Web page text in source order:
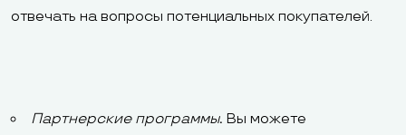
отвечать на вопросы потенциальных покупателей.
Партнерские программы. Вы можете